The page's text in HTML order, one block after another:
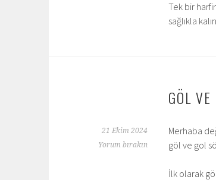
Tek bir
sağlıkla
GÖL VE
21 Ekim 2024
Yorum bırakın
Merhaba
göl ve gol
İlk olarak